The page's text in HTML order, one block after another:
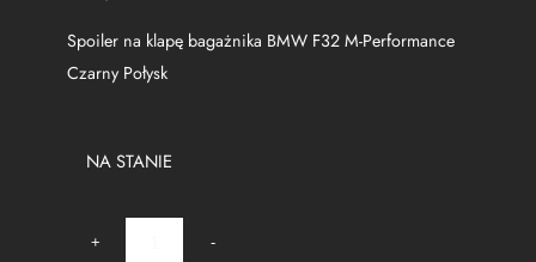
Spoiler na klapę bagażnika BMW F32 M-Performance
Czarny Połysk
NA STANIE
-
+